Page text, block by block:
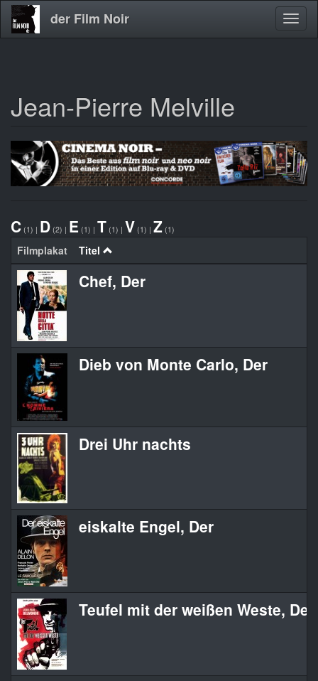
Direkt
zum
der Film Noir
Jean-Pierre Melville
C (1) | D (2) | E (1) | T (1) | V (1) | Z (1)
Filmplakat Titel
Chef, Der
Dieb von Monte Carlo, Der
Drei Uhr nachts
eiskalte Engel, Der
Teufel mit der weißen Weste, Der